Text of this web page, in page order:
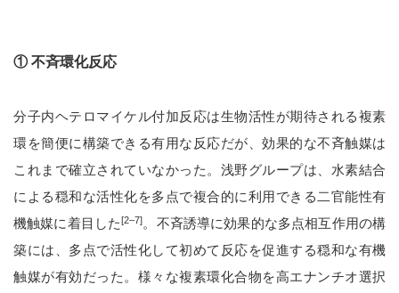
① 不斉環化反応
分子内ヘテロマイケル付加反応は生物活性が期待される複素
環を簡便に構築できる有用な反応だが、効果的な不斉触媒は
これまで確立されていなかった。浅野グループは、水素結合
による穏和な活性化を多点で複合的に利用できる二官能性有
機触媒に着目した[2–7]。不斉誘導に効果的な多点相互作用の構
築には、多点で活性化して初めて反応を促進する穏和な有機
触媒が有効だった。様々な複素環化合物を高エナンチオ選択